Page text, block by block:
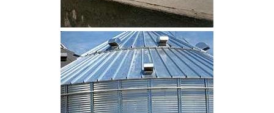
CLIQUEZ POUR AGRANDIR